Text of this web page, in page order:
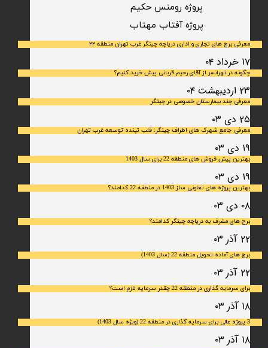
معرفی برج های تجاری و اداری دریاچه چیتگر غرب تهران منطقه ۲۲
۱۷ خرداد ۰۴
چگونه در تهرانسر از آقای رحیم قربانی پیش خرید کنیم؟
۲۳ اردیبهشت ۰۴
معرفی چند بیمارستان خصوصی در چیتگر
۲۵ دی ۰۳
معرفی جامع شهرک‌ های اطراف چیتگر: قلب تپنده توسعه غرب تهران
۱۹ دی ۰۳
بهترین پیش فروش های منطقه 22 برای سال 1403
۱۹ دی ۰۳
بهترین پروژه های تعاونی ساز 1403 در منطقه 22 کدامند؟
۰۸ دی ۰۳
برج های مشرف به دریاچه چیتگر کدامند؟
۲۲ آذر ۰۳
برج های آماده تحویل منطقه 22 (سال 1403)
۲۲ آذر ۰۳
برای سرمایه‌ گذاری در منطقه 22 چقدر سرمایه لازم است؟
۱۸ آذر ۰۳
3 پروژه عالی برای سرمایه گذاری در منطقه 22 (ویژه سال 1403)
۱۸ آذر ۰۳
​پروژه آفتاب مهتاب
پروژه رومنس حکیم